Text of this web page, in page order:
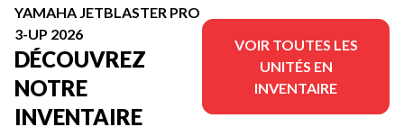
YAMAHA JETBLASTER PRO
3-UP 2026
DÉCOUVREZ
NOTRE
INVENTAIRE
VOIR TOUTES LES
UNITÉS EN
INVENTAIRE